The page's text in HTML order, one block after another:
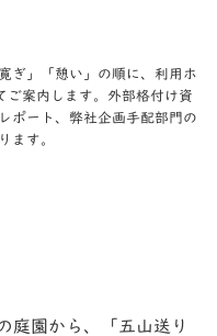
ぎ」「憩い」の順に、利⽤ホ
ご案内します。外部格付け資
ポート、弊社企画⼿配部⾨の
ます。
庭園から、「五山送り